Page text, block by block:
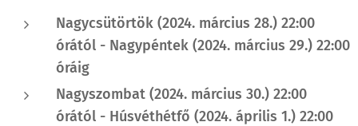
Nagycsütörtök (2024. március 28.) 22:00
órától - Nagypéntek (2024. március 29.) 22:00
óráig
Nagyszombat (2024. március 30.) 22:00
órától - Húsvéthétfő (2024. április 1.) 22:00